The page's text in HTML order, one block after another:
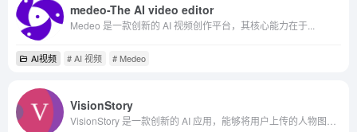
medeo-The AI video editor
Medeo 是一款创新的 AI 视频创作平台，其核心能力在于...
AI视频 # AI 视频 # Medeo
VisionStory